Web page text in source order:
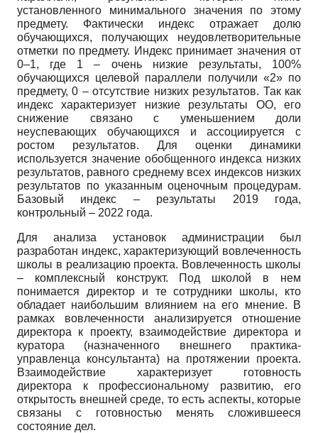
установленного минимального значения по этому
предмету. Фактически индекс отражает долю
обучающихся, получающих неудовлетворительные
отметки по предмету. Индекс принимает значения от
0–1, где 1 – очень низкие результаты, 100%
обучающихся целевой параллели получили «2» по
предмету, 0 – отсутствие низких результатов. Так как
индекс характеризует низкие результаты ОО, его
снижение связано с уменьшением доли
неуспевающих обучающихся и ассоциируется с
ростом результатов. Для оценки динамики
используется значение обобщенного индекса низких
результатов, равного среднему всех индексов низких
результатов по указанным оценочным процедурам.
Базовый индекс – результаты 2019 года,
контрольный – 2022 года.
Для анализа установок администрации был
разработан индекс, характеризующий вовлеченность
школы в реализацию проекта. Вовлеченность школы
– комплексный конструкт. Под школой в нем
понимается директор и те сотрудники школы, кто
обладает наибольшим влиянием на его мнение. В
рамках вовлеченности анализируется отношение
директора к проекту, взаимодействие директора и
куратора (назначенного внешнего практика-
управленца консультанта) на протяжении проекта.
Взаимодействие характеризует готовность
директора к профессиональному развитию, его
открытость внешней среде, то есть аспекты, которые
связаны с готовностью менять сложившееся
состояние дел.